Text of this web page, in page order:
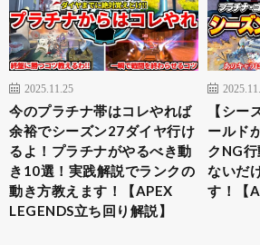
2025.11.25
今のプラチナ帯はコレやれば
余裕でシーズン27ダイヤ行け
るよ！プラチナがやるべき動
き10選！実践解説でランクの
動き方教えます！【APEX
LEGENDS立ち回り解説】
【シー
ールド
クNG
ないだ
す！【